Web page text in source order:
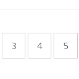
3 4 5